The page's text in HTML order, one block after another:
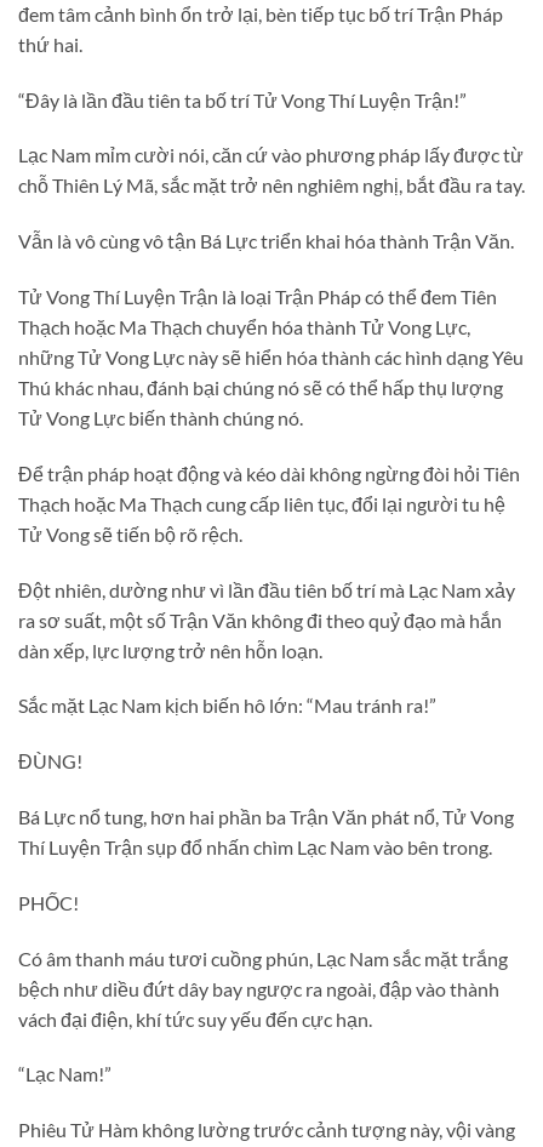
đem tâm cảnh bình ổn trở lại, bèn tiếp tục bố trí Trận Pháp
thứ hai.
“Đây là lần đầu tiên ta bố trí Tử Vong Thí Luyện Trận!”
Lạc Nam mỉm cười nói, căn cứ vào phương pháp lấy được từ
chỗ Thiên Lý Mã, sắc mặt trở nên nghiêm nghị, bắt đầu ra tay.
Vẫn là vô cùng vô tận Bá Lực triển khai hóa thành Trận Văn.
Tử Vong Thí Luyện Trận là loại Trận Pháp có thể đem Tiên
Thạch hoặc Ma Thạch chuyển hóa thành Tử Vong Lực,
những Tử Vong Lực này sẽ hiển hóa thành các hình dạng Yêu
Thú khác nhau, đánh bại chúng nó sẽ có thể hấp thụ lượng
Tử Vong Lực biến thành chúng nó.
Để trận pháp hoạt động và kéo dài không ngừng đòi hỏi Tiên
Thạch hoặc Ma Thạch cung cấp liên tục, đổi lại người tu hệ
Tử Vong sẽ tiến bộ rõ rệch.
Đột nhiên, dường như vì lần đầu tiên bố trí mà Lạc Nam xảy
ra sơ suất, một số Trận Văn không đi theo quỷ đạo mà hắn
dàn xếp, lực lượng trở nên hỗn loạn.
Sắc mặt Lạc Nam kịch biến hô lớn: “Mau tránh ra!”
ĐÙNG!
Bá Lực nổ tung, hơn hai phần ba Trận Văn phát nổ, Tử Vong
Thí Luyện Trận sụp đổ nhấn chìm Lạc Nam vào bên trong.
PHỐC!
Có âm thanh máu tươi cuồng phún, Lạc Nam sắc mặt trắng
bệch như diều đứt dây bay ngược ra ngoài, đập vào thành
vách đại điện, khí tức suy yếu đến cực hạn.
“Lạc Nam!”
Phiêu Tử Hàm không lường trước cảnh tượng này, vội vàng